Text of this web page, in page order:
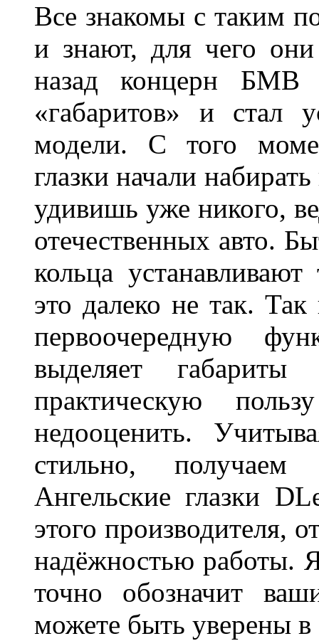
Все знакомы с таким
и знают, для чего
назад концерн БМВ
«габаритов» и стал
модели. С того
глазки начали
удивишь уже никого,
отечественных авто.
кольца
это далеко не так. Так
первоочередную
выделяет
практическую
недооценить.
стильно,
Ангельские глазки
этого производителя,
надёжностью работы.
точно обозначит
можете быть уверены